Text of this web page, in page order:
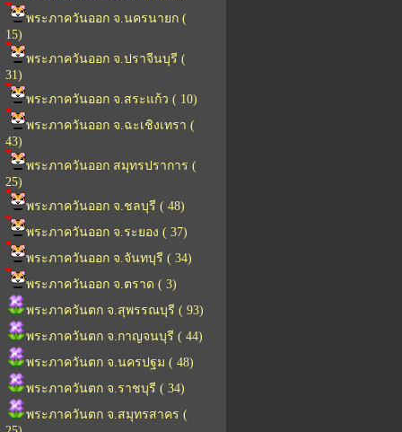
พระภาควันออก จ.นครนายก (
15)
พระภาควันออก จ.ปราจีนบุรี (
31)
พระภาควันออก จ.สระแก้ว ( 10)
พระภาควันออก จ.ฉะเชิงเทรา (
43)
พระภาควันออก สมุทรปราการ (
25)
พระภาควันออก จ.ชลบุรี ( 48)
พระภาควันออก จ.ระยอง ( 37)
พระภาควันออก จ.จันทบุรี ( 34)
พระภาควันออก จ.ตราด ( 3)
พระภาควันตก จ.สุพรรณบุรี ( 93)
พระภาควันตก จ.กาญจนบุรี ( 44)
พระภาควันตก จ.นครปฐม ( 48)
พระภาควันตก จ.ราชบุรี ( 34)
พระภาควันตก จ.สมุทรสาคร (